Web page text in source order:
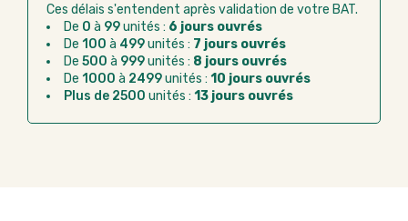
Virement bancaire :règlement sur facture
après la commande
Chorus Pro :règlement par mandat
administratif après la commande
Ces délais s'entendent après validation de votre BAT.
De 0 à 99unités : 6 jours ouvrés
De 100 à 499unités : 7 jours ouvrés
De 500 à 999unités : 8 jours ouvrés
De 1000 à 2499unités : 10 jours ouvrés
Plus de 2500 unités : 13 jours ouvrés